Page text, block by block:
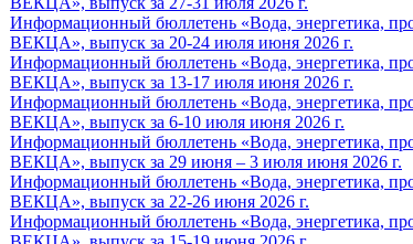
Информационный бюллетень «Вода, энергетика,
ВЕКЦА», выпуск за 20-24 июля июня 2026 г.
Информационный бюллетень «Вода, энергетика,
ВЕКЦА», выпуск за 13-17 июля июня 2026 г.
Информационный бюллетень «Вода, энергетика,
ВЕКЦА», выпуск за 6-10 июля июня 2026 г.
Информационный бюллетень «Вода, энергетика,
ВЕКЦА», выпуск за 29 июня – 3 июля июня 2026 г.
Информационный бюллетень «Вода, энергетика,
ВЕКЦА», выпуск за 22-26 июня 2026 г.
Информационный бюллетень «Вода, энергетика,